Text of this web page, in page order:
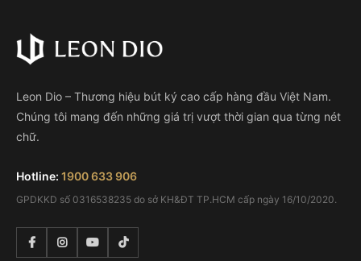
Leon Dio – Thương hiệu bút ký cao cấp hàng đầu Việt Nam.
Chúng tôi mang đến những giá trị vượt thời gian qua từng nét
chữ.
Hotline: 1900 633 906
GPDKKD số 0316538235 do sở KH&ĐT TP.HCM cấp ngày 16/10/2020.